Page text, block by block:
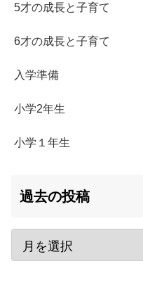
5才の成長と子育て
6才の成長と子育て
入学準備
小学2年生
小学１年生
過去の投稿